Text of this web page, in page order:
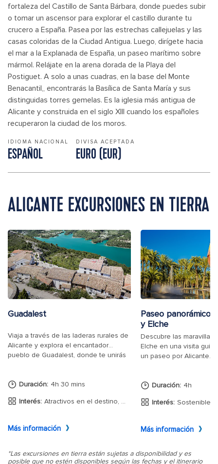
fortaleza del Castillo de Santa Bárbara, donde puedes subir
o tomar un ascensor para explorar el castillo durante tu
crucero a España. Pasea por las estrechas callejuelas y las
casas coloridas de la Ciudad Antigua. Luego, dirígete hacia
el mar a la Explanada de España, un paseo marítimo sobre
mármol. Relájate en la arena dorada de la Playa del
Postiguet. A solo a unas cuadras, en la base del Monte
Benacantil,, encontrarás la Basílica de Santa María y sus
distinguidas torres gemelas. Es la iglesia más antigua de
Alicante y construida en el siglo XIII cuando los españoles
recuperaron la ciudad de los moros.
IDIOMA NACIONAL
ESPAÑOL
DIVISA ACEPTADA
EURO (EUR)
ALICANTE EXCURSIONES EN TIERRA